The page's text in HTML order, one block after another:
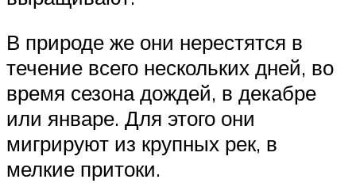
В природе же они нерестятся в
течение всего нескольких дней, во
время сезона дождей, в декабре
или январе. Для этого они
мигрируют из крупных рек, в
мелкие притоки.